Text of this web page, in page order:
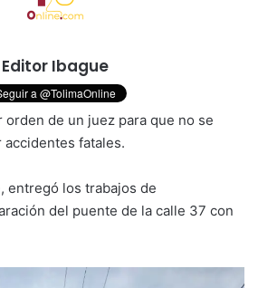
Editor Ibague
orden de un juez para que no se
fatales.
entregó los trabajos de
del puente de la calle 37 con